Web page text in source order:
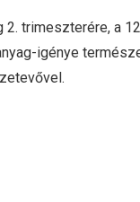
trimeszterére, a
igénye